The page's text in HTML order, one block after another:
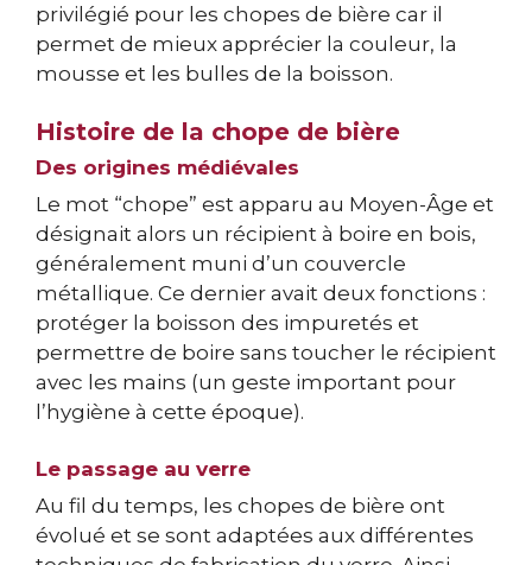
privilégié pour les chopes de bière car il
permet de mieux apprécier la couleur, la
mousse et les bulles de la boisson.
Histoire de la chope de bière
Des origines médiévales
Le mot “chope” est apparu au Moyen-Âge et
désignait alors un récipient à boire en bois,
généralement muni d’un couvercle
métallique. Ce dernier avait deux fonctions :
protéger la boisson des impuretés et
permettre de boire sans toucher le récipient
avec les mains (un geste important pour
l’hygiène à cette époque).
Le passage au verre
Au fil du temps, les chopes de bière ont
évolué et se sont adaptées aux différentes